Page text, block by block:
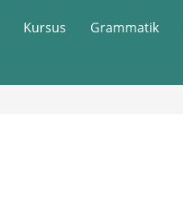
Kursus Grammatik